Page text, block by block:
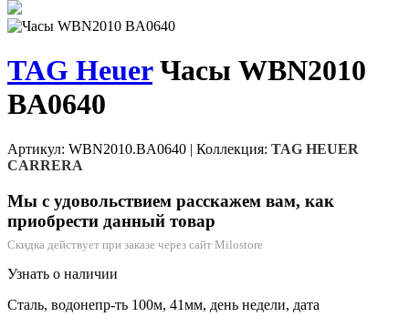
TAG HeuerЧасы WBN2010
BA0640
Артикул: WBN2010.BA0640 | Коллекция: TAG HEUER
CARRERA
Мы с удовольствием расскажем вам, как
приобрести данный товар
Скидка действует при заказе через сайт Milostore
Узнать о наличии
Сталь, водонепр-ть 100м, 41мм, день недели, дата